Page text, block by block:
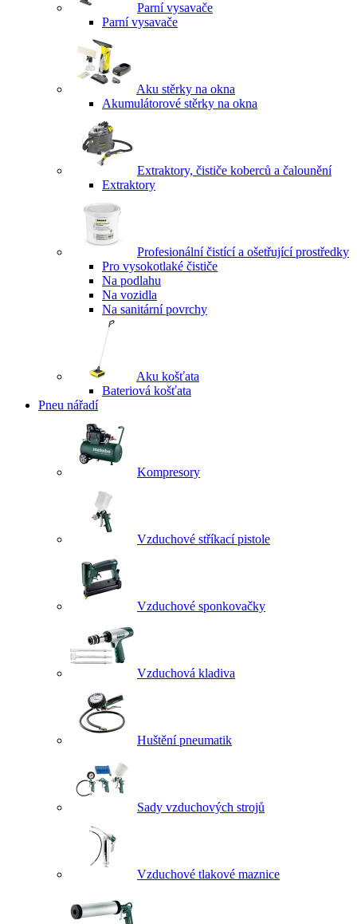
Parní vysavače
Parní vysavače
Aku stěrky na okna
Akumulátorové stěrky na okna
Extraktory, čističe koberců a čalounění
Extraktory
Profesionální čistící a ošetřující prostředky
Pro vysokotlaké čističe
Na podlahu
Na vozidla
Na sanitární povrchy
Aku košťata
Bateriová košťata
Pneu nářadí
Kompresory
Vzduchové stříkací pistole
Vzduchové sponkovačky
Vzduchová kladiva
Huštění pneumatik
Sady vzduchových strojů
Vzduchové tlakové maznice